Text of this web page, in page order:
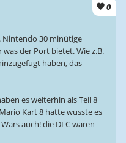
0
Nintendo 30 minütige
der Port bietet. Wie z.B.
haben, das
es weiterhin als Teil 8
Kart 8 hatte wusste es
auch! die DLC waren